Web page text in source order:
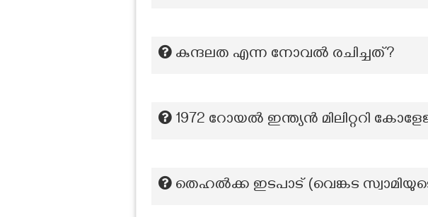
കുന്ദലത എന്ന നോവല്‍ രചിച്ചത്?
1972 റോയൽ ഇന്ത്യൻ മിലിറ്ററി
തെഹൽക്ക ഇടപാട് (വെങ്കട